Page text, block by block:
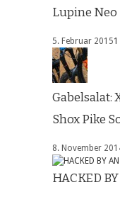
Lupine Neo
5. Februar 2015
Gabelsalat:
Shox Pike
8. November
HACKED